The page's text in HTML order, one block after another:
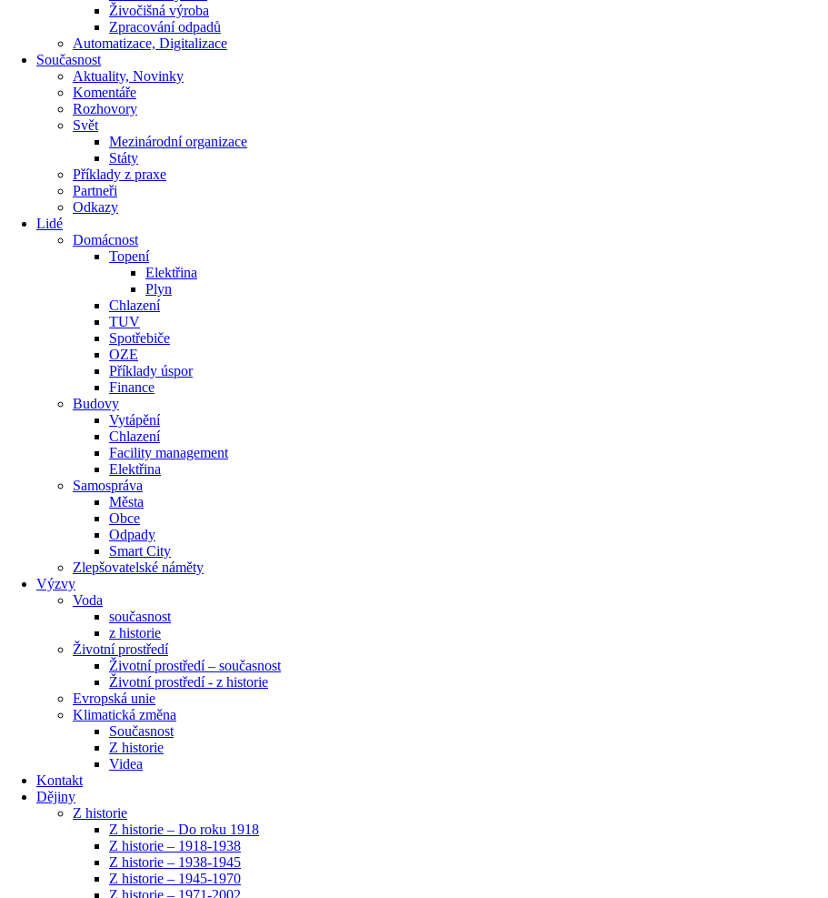
Živočišná výroba
Zpracování odpadů
Automatizace, Digitalizace
Současnost
Aktuality, Novinky
Komentáře
Rozhovory
Svět
Mezinárodní organizace
Státy
Příklady z praxe
Partneři
Odkazy
Lidé
Domácnost
Topení
Elektřina
Plyn
Chlazení
TUV
Spotřebiče
OZE
Příklady úspor
Finance
Budovy
Vytápění
Chlazení
Facility management
Elektřina
Samospráva
Města
Obce
Odpady
Smart City
Zlepšovatelské náměty
Výzvy
Voda
současnost
z historie
Životní prostředí
Životní prostředí – současnost
Životní prostředí ​- z historie
Evropská unie
Klimatická změna
Současnost
Z historie
Videa
Kontakt
Dějiny
Z historie
Z historie – Do roku 1918
Z historie – 1918-1938
Z historie – 1938-1945
Z historie – 1945-1970
Z historie – 1971-2002